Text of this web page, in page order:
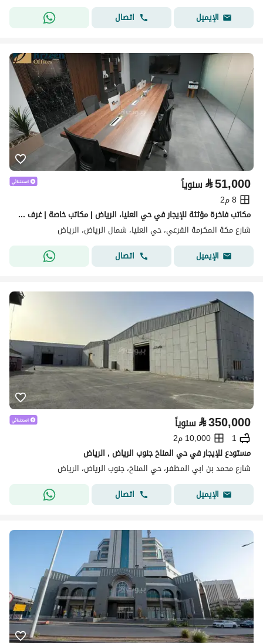
الإيميل
اتصال
⃁51,000 سنوياً
8 م2
مكاتب فاخرة مؤثثة للإيجار في حي العليا، الرياض | مكاتب خاصة | غرف اجتماعات | موقع أعمال استراتيجي A14
شارع مكة المكرمة الفرعي، حي العليا، شمال الرياض، الرياض
الإيميل
اتصال
⃁350,000 سنوياً
1
10,000 م2
مستودع للإيجار في حي المناخ جنوب الرياض , الرياض
شارع محمد بن ابي المظفر، حي المناخ، جنوب الرياض، الرياض
الإيميل
اتصال